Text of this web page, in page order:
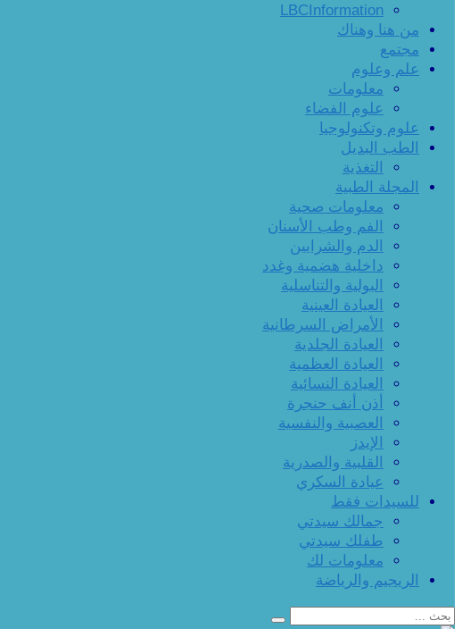
LBCInformation
من هنا وهناك
مجتمع
علم وعلوم
معلومات
علوم الفضاء
علوم وتكنولوجيا
الطب البديل
التغذية
المجلة الطبية
معلومات صحية
الفم وطب الأسنان
الدم والشرايين
داخلية هضمية وغدد
البولية والتناسلية
العيادة العينية
الأمراض السرطانية
العيادة الجلدية
العيادة العظمية
العيادة النسائية
أذن أنف حنجرة
العصبية والنفسية
الإيدز
القلبية والصدرية
عيادة السكري
للسيدات فقط
جمالك سيدتي
طفلك سيدتي
معلومات لك
الريجيم والرياضة